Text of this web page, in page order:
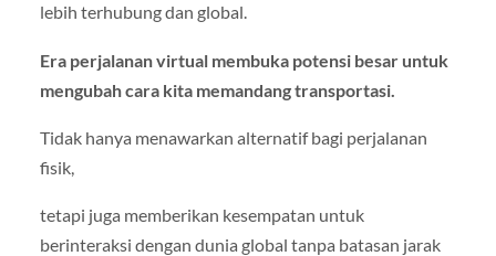
lebih terhubung dan global.
Era perjalanan virtual membuka potensi besar untuk
mengubah cara kita memandang transportasi.
Tidak hanya menawarkan alternatif bagi perjalanan
fisik,
tetapi juga memberikan kesempatan untuk
berinteraksi dengan dunia global tanpa batasan jarak